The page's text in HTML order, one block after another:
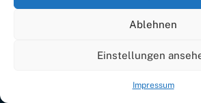
Ablehnen
Einstellungen
Impressum